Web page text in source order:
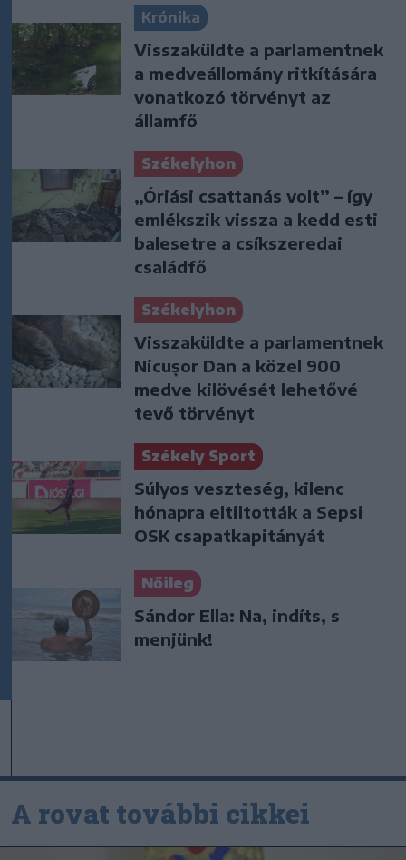
Krónika
Visszaküldte a parlamentnek
a medveállomány ritkítására
vonatkozó törvényt az
államfő
Székelyhon
„Óriási csattanás volt” – így
emlékszik vissza a kedd esti
balesetre a csíkszeredai
családfő
Székelyhon
Visszaküldte a parlamentnek
Nicușor Dan a közel 900
medve kilövését lehetővé
tevő törvényt
Székely Sport
Súlyos veszteség, kilenc
hónapra eltiltották a Sepsi
OSK csapatkapitányát
Nőileg
Sándor Ella: Na, indíts, s
menjünk!
A rovat további cikkei